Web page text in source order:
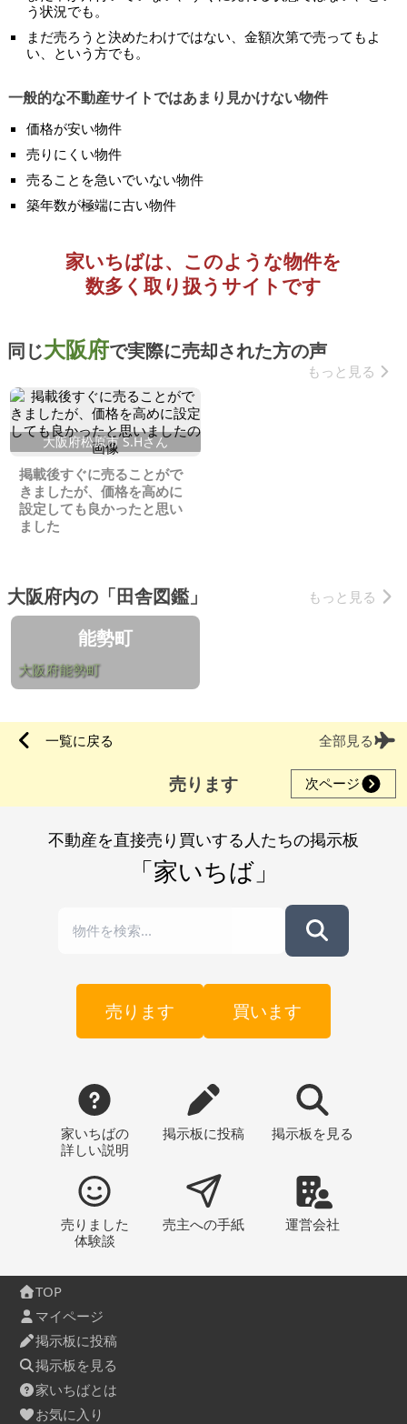
う状況でも。
まだ売ろうと決めたわけではない、金額次第で売ってもよ
い、という方でも。
一般的な不動産サイトではあまり見かけない物件
価格が安い物件
売りにくい物件
売ることを急いでいない物件
築年数が極端に古い物件
家いちばは、このような物件を
数多く取り扱うサイトです
同じ大阪府で実際に売却された方の声
もっと見る
大阪府松原市 S.Hさん
掲載後すぐに売ることがで
きましたが、価格を高めに
設定しても良かったと思い
ました
大阪府内の「田舎図鑑」 もっと見る
能勢町
大阪府能勢町
一覧に戻る 全部見る
売ります 次ページ
不動産を直接売り買いする人たちの掲示板
「家いちば」
売ります 買います
家いちばの
詳しい説明
掲示板に投稿 掲示板 を見る
売りました
体験談
売主への手紙 運営会社
TOP
マイページ
掲示板に投稿
掲示板を見る
家いちばとは
お気に入り